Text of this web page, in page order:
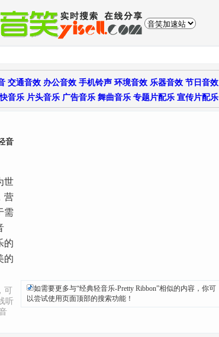
交通音效 办公音效 手机铃声 环境音效 乐器音效 节日音效
音乐 片头音乐 广告音乐 舞曲音乐 专题片配乐 宣传片配乐
音
世
营
需
的
的
可
听
如需要更多与“经典轻音乐-Pretty Ribbon”相似的内容，你可
以尝试使用页面顶部的搜索功能！